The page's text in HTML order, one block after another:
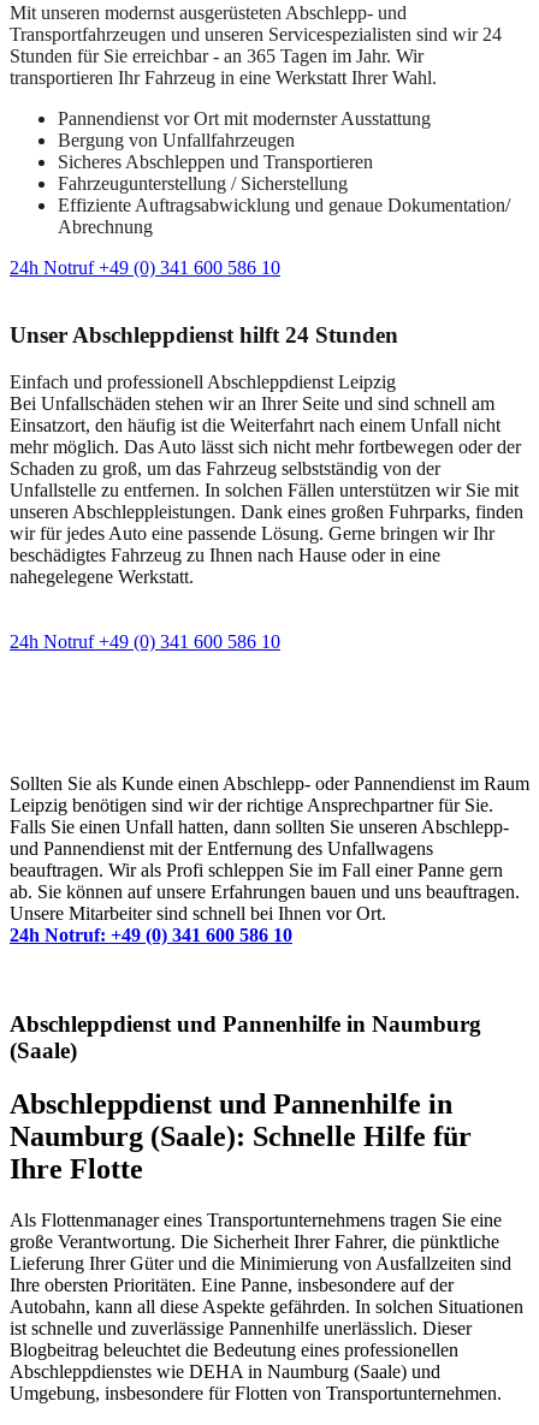
Mit unseren modernst ausgerüsteten Abschlepp- und
Transportfahrzeugen und unseren Servicespezialisten sind wir 24
Stunden für Sie erreichbar - an 365 Tagen im Jahr. Wir
transportieren Ihr Fahrzeug in eine Werkstatt Ihrer Wahl.
Pannendienst vor Ort mit modernster Ausstattung
Bergung von Unfallfahrzeugen
Sicheres Abschleppen und Transportieren
Fahrzeugunterstellung / Sicherstellung
Effiziente Auftragsabwicklung und genaue Dokumentation/
Abrechnung
24h Notruf +49 (0) 341 600 586 10
Unser Abschleppdienst hilft 24 Stunden
Einfach und professionell Abschleppdienst Leipzig
Bei Unfallschäden stehen wir an Ihrer Seite und sind schnell am
Einsatzort, den häufig ist die Weiterfahrt nach einem Unfall nicht
mehr möglich. Das Auto lässt sich nicht mehr fortbewegen oder der
Schaden zu groß, um das Fahrzeug selbstständig von der
Unfallstelle zu entfernen. In solchen Fällen unterstützen wir Sie mit
unseren Abschleppleistungen. Dank eines großen Fuhrparks, finden
wir für jedes Auto eine passende Lösung. Gerne bringen wir Ihr
beschädigtes Fahrzeug zu Ihnen nach Hause oder in eine
nahegelegene Werkstatt.
24h Notruf +49 (0) 341 600 586 10
Sollten Sie als Kunde einen Abschlepp- oder Pannendienst im Raum
Leipzig benötigen sind wir der richtige Ansprechpartner für Sie.
Falls Sie einen Unfall hatten, dann sollten Sie unseren Abschlepp-
und Pannendienst mit der Entfernung des Unfallwagens
beauftragen. Wir als Profi schleppen Sie im Fall einer Panne gern
ab. Sie können auf unsere Erfahrungen bauen und uns beauftragen.
Unsere Mitarbeiter sind schnell bei Ihnen vor Ort.
24h Notruf: +49 (0) 341 600 586 10
Abschleppdienst und Pannenhilfe in Naumburg
(Saale)
Abschleppdienst und Pannenhilfe in
Naumburg (Saale): Schnelle Hilfe für
Ihre Flotte
Als Flottenmanager eines Transportunternehmens tragen Sie eine
große Verantwortung. Die Sicherheit Ihrer Fahrer, die pünktliche
Lieferung Ihrer Güter und die Minimierung von Ausfallzeiten sind
Ihre obersten Prioritäten. Eine Panne, insbesondere auf der
Autobahn, kann all diese Aspekte gefährden. In solchen Situationen
ist schnelle und zuverlässige Pannenhilfe unerlässlich. Dieser
Blogbeitrag beleuchtet die Bedeutung eines professionellen
Abschleppdienstes wie DEHA in Naumburg (Saale) und
Umgebung, insbesondere für Flotten von Transportunternehmen.